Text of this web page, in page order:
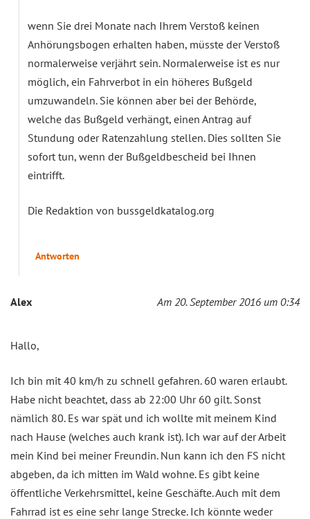
wenn Sie drei Monate nach Ihrem Verstoß keinen
Anhörungsbogen erhalten haben, müsste der Verstoß
normalerweise verjährt sein. Normalerweise ist es nur
möglich, ein Fahrverbot in ein höheres Bußgeld
umzuwandeln. Sie können aber bei der Behörde,
welche das Bußgeld verhängt, einen Antrag auf
Stundung oder Ratenzahlung stellen. Dies sollten Sie
sofort tun, wenn der Bußgeldbescheid bei Ihnen
eintrifft.
Die Redaktion von bussgeldkatalog.org
Antworten
Alex Am 20. September 2016 um 0:34
Hallo,
Ich bin mit 40 km/h zu schnell gefahren. 60 waren erlaubt.
Habe nicht beachtet, dass ab 22:00 Uhr 60 gilt. Sonst
nämlich 80. Es war spät und ich wollte mit meinem Kind
nach Hause (welches auch krank ist). Ich war auf der Arbeit
mein Kind bei meiner Freundin. Nun kann ich den FS nicht
abgeben, da ich mitten im Wald wohne. Es gibt keine
öffentliche Verkehrsmittel, keine Geschäfte. Auch mit dem
Fahrrad ist es eine sehr lange Strecke. Ich könnte weder